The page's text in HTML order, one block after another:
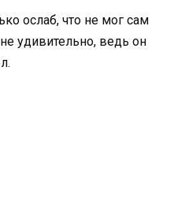
ослаб, что не мог сам
удивительно, ведь он